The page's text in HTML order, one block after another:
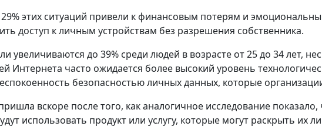
29% этих ситуаций привели к финансовым потерям и
доступ к личным устройствам без разрешения собственника.
увеличиваются до 39% среди людей в возрасте от 25 до 34 лет,
Интернета часто ожидается более высокий уровень
безопасностью личных данных, которые
вскоре после того, как аналогичное исследование
использовать продукт или услугу, которые могут раскрыть их